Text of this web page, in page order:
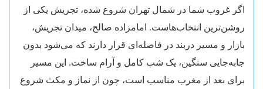
اگر غروب شما در شمال تهران شروع شده، تجریش یکی از
روشن‌ترین انتخاب‌هاست. امامزاده صالح، میدان تجریش،
بازار و مسیر دربند در فاصله‌ای قرار دارند که می‌شود بدون
جابه‌جایی سنگین، یک شب کامل و آرام ساخت. این مسیر
برای بعد از مغرب مناسب است، چون از نماز و مکث شروع